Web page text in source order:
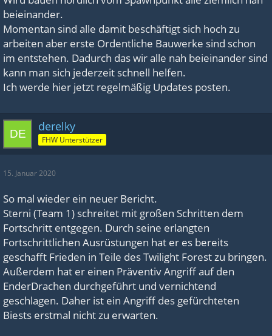
beieinander.
Momentan sind alle damit beschäftigt sich hoch zu
arbeiten aber erste Ordentliche Bauwerke sind schon
im entstehen. Dadurch das wir alle nah beieinander sind
kann man sich jederzeit schnell helfen.
Ich werde hier jetzt regelmäßig Updates posten.
derelky
FHW Unterstützer
15. Januar 2020
So mal wieder ein neuer Bericht.
Sterni (Team 1) schreitet mit großen Schritten dem
Fortschritt entgegen. Durch seine erlangten
Fortschrittlichen Ausrüstungen hat er es bereits
geschafft Frieden in Teile des Twilight Forest zu bringen.
Außerdem hat er einen Präventiv Angriff auf den
EnderDrachen durchgeführt und vernichtend
geschlagen. Daher ist ein Angriff des gefürchteten
Biests erstmal nicht zu erwarten.